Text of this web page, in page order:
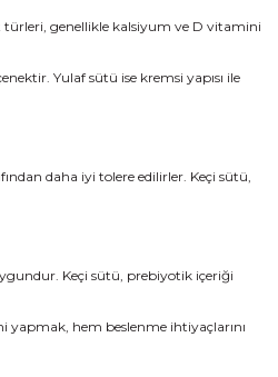
genellikle kalsiyum ve D vitamini
Yulaf sütü ise kremsi yapısı ile
daha iyi tolere edilirler. Keçi sütü,
Keçi sütü, prebiyotik içeriği
yapmak, hem beslenme ihtiyaçlarını